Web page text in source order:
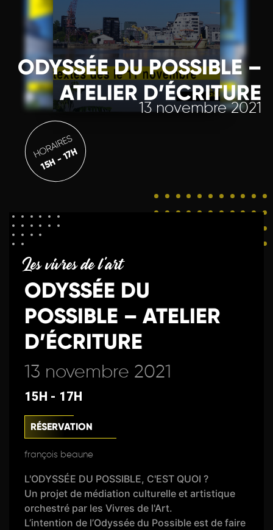
ODYSSÉE DU POSSIBLE –
ATELIER D’ÉCRITURE
13 novembre 2021
HORAIRES
15H - 17H
Les vivres de l'art
ODYSSÉE DU
POSSIBLE – ATELIER
D’ÉCRITURE
13 novembre 2021
15H - 17H
RÉSERVATION
françois beaune
L'ODYSSÉE DU POSSIBLE, C'EST QUOI ?
Un projet de médiation culturelle et artistique
orchestré par les Vivres de l'Art.
L’intention de l’Odyssée du Possible est de faire